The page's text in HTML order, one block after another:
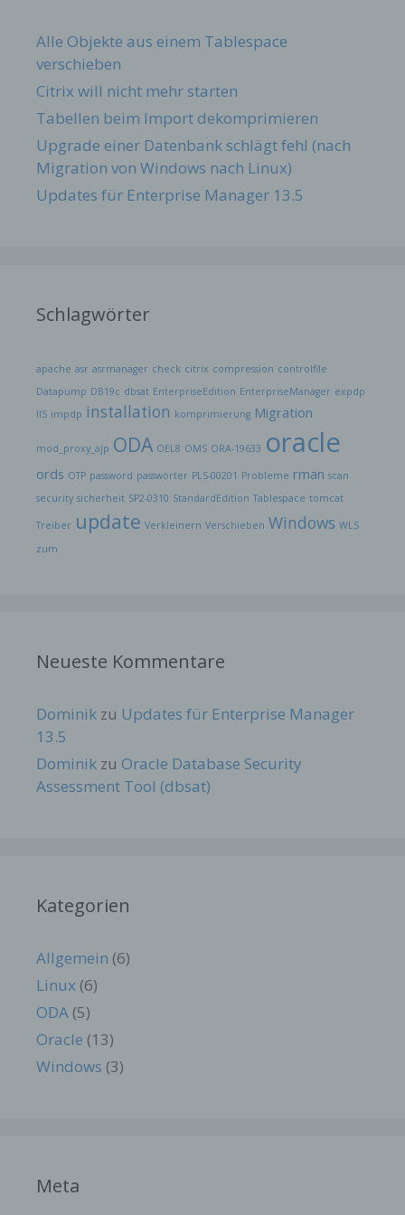
Alle Objekte aus einem Tablespace
verschieben
Citrix will nicht mehr starten
Tabellen beim Import dekomprimieren
Upgrade einer Datenbank schlägt fehl (nach
Migration von Windows nach Linux)
Updates für Enterprise Manager 13.5
Schlagwörter
apache asr asrmanager check citrix compression controlfile
Datapump DB19c dbsat EnterpriseEdition EnterpriseManager expdp
IIS impdp installation komprimierung Migration
mod_proxy_ajp ODA OEL8 OMS ORA-19633 oracle
ords OTP password passwörter PLS-00201 Probleme rman scan
security sicherheit SP2-0310 StandardEdition Tablespace tomcat
Treiber update Verkleinern Verschieben Windows WLS
zum
Neueste Kommentare
Dominik zu Updates für Enterprise Manager
13.5
Dominik zu Oracle Database Security
Assessment Tool (dbsat)
Kategorien
Allgemein (6)
Linux (6)
ODA (5)
Oracle (13)
Windows (3)
Meta
wordpress_t
est_cookie